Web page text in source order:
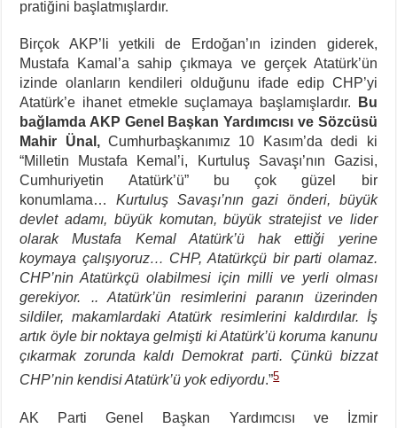
pratiğini başlatmışlardır.
Birçok AKP’li yetkili de Erdoğan’ın izinden giderek,
Mustafa Kamal’a sahip çıkmaya ve gerçek Atatürk’ün
izinde olanların kendileri olduğunu ifade edip CHP’yi
Atatürk’e ihanet etmekle suçlamaya başlamışlardır. Bu
bağlamda AKP Genel Başkan Yardımcısı ve Sözcüsü
Mahir Ünal,Cumhurbaşkanımız 10 Kasım’da dedi ki
“Milletin Mustafa Kemal’i, Kurtuluş Savaşı’nın Gazisi,
Cumhuriyetin Atatürk’ü” bu çok güzel bir
konumlama… Kurtuluş Savaşı’nın gazi önderi, büyük
devlet adamı, büyük komutan, büyük stratejist ve lider
olarak Mustafa Kemal Atatürk’ü hak ettiği yerine
koymaya çalışıyoruz… CHP, Atatürkçü bir parti olamaz.
CHP’nin Atatürkçü olabilmesi için milli ve yerli olması
gerekiyor. .. Atatürk’ün resimlerini paranın üzerinden
sildiler, makamlardaki Atatürk resimlerini kaldırdılar. İş
artık öyle bir noktaya gelmişti ki Atatürk’ü koruma kanunu
çıkarmak zorunda kaldı Demokrat parti. Çünkü bizzat
CHP’nin kendisi Atatürk’ü yok ediyordu.”5
AK Parti Genel Başkan Yardımcısı ve İzmir